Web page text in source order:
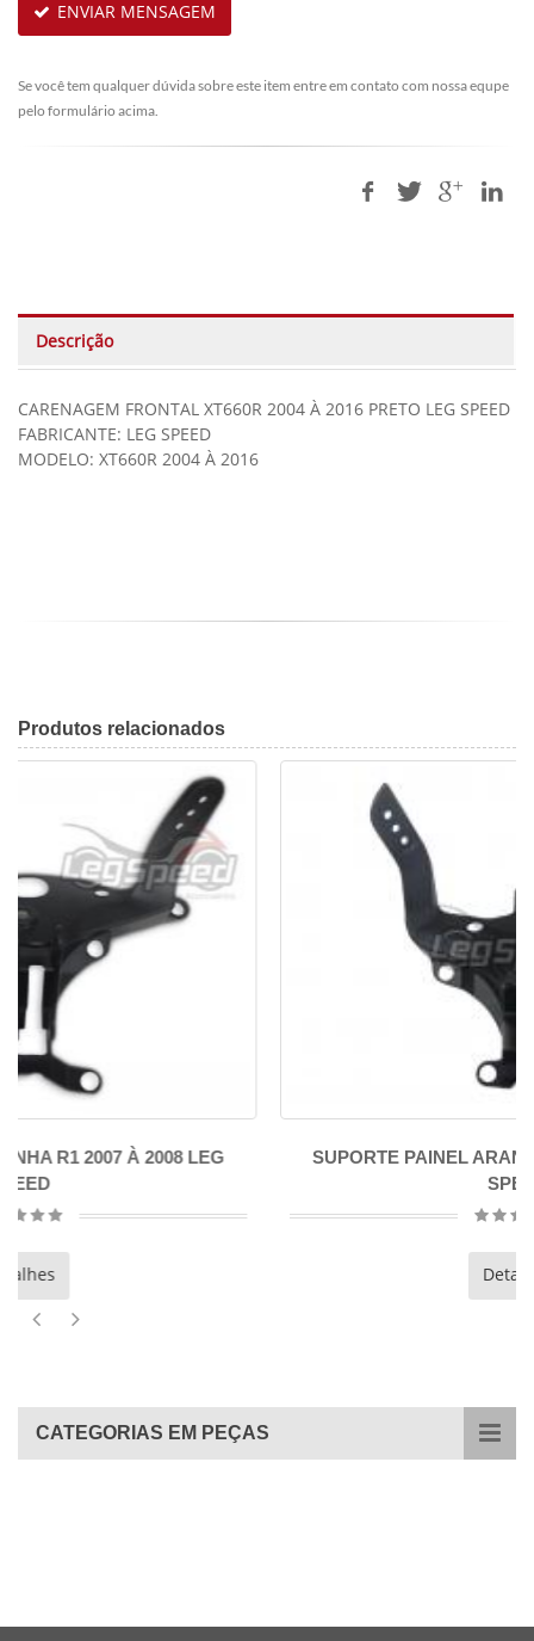
ENVIAR MENSAGEM
Se você tem qualquer dúvida sobre este item entre em contato com nossa equpe
pelo formulário acima.
Descrição
CARENAGEM FRONTAL XT660R 2004 À 2016 PRETO LEG SPEED
FABRICANTE: LEG SPEED
MODELO: XT660R 2004 À 2016
Produtos relacionados
SUPORTE PAINEL ARANHA R1 2009 À 2014 LEG
CATEGORIAS EM PEÇAS